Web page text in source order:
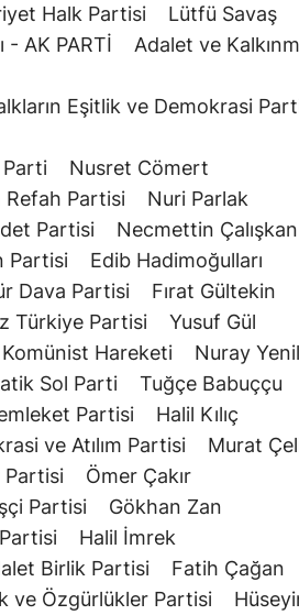
Halk Partisi Lütfü Savaş
- AK PARTİ Adalet ve
Eşitlik ve Demokrasi
Parti Nusret Cömert
Refah Partisi Nuri Parlak
Partisi Necmettin
Partisi Edib Hadimoğulları
Dava Partisi Fırat
Türkiye Partisi Yusuf Gül
Hareketi Nuray
Sol Parti Tuğçe
Partisi Halil Kılıç
ve Atılım Partisi Murat
Partisi Ömer Çakır
Partisi Gökhan Zan
Partisi Halil İmrek
Birlik Partisi Fatih
ve Özgürlükler Partisi